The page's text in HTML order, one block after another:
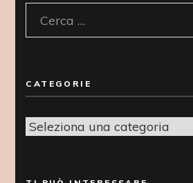
Ricerca
per:
CATEGORIE
Categorie